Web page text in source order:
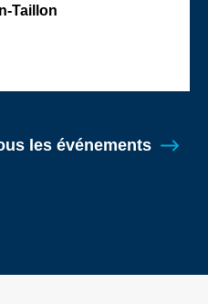
Taillon
les événements